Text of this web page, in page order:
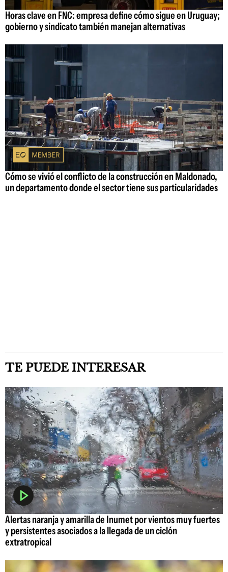
Horas clave en FNC: empresa define cómo sigue en Uruguay;
gobierno y sindicato también manejan alternativas
Cómo se vivió el conflicto de la construcción en Maldonado,
un departamento donde el sector tiene sus particularidades
TE PUEDE INTERESAR
Alertas naranja y amarilla de Inumet por vientos muy fuertes
y persistentes asociados a la llegada de un ciclón
extratropical